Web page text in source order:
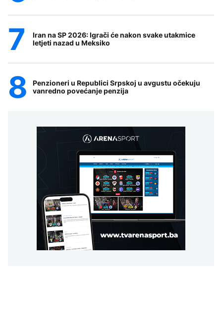
Iran na SP 2026: Igrači će nakon svake utakmice
letjeti nazad u Meksiko
Penzioneri u Republici Srpskoj u avgustu očekuju
vanredno povećanje penzija